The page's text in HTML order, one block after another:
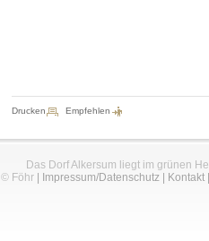
Drucken Empfehlen
Das Dorf Alkersum liegt im grünen
© Föhr| Impressum/Datenschutz| Kontakt